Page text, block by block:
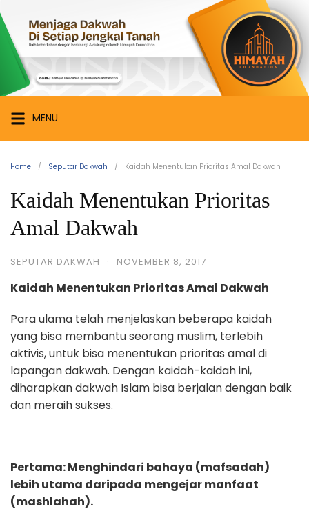
to
content
Himayah
Foundation
Menjaga
Dakwah
di
Setiap
Jengkal
MENU
Home Seputar Dakwah Kaidah Menentukan Prioritas Amal Dakwah
Kaidah Menentukan Prioritas
Amal Dakwah
SEPUTAR DAKWAH · NOVEMBER 8, 2017
Kaidah Menentukan Prioritas Amal Dakwah
Para ulama telah menjelaskan beberapa kaidah
yang bisa membantu seorang muslim, terlebih
aktivis, untuk bisa menentukan prioritas amal di
lapangan dakwah. Dengan kaidah-kaidah ini,
diharapkan dakwah Islam bisa berjalan dengan baik
dan meraih sukses.
Pertama: Menghindari bahaya (mafsadah)
lebih utama daripada mengejar manfaat
(mashlahah).